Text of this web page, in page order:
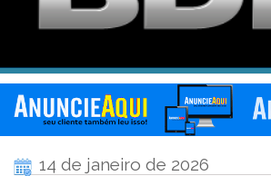
14 de janeiro de 2026